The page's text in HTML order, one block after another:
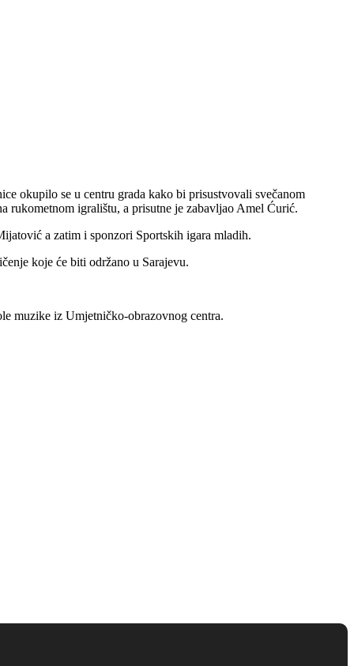
okupilo se u centru grada kako bi prisustvovali svečanom
rukometnom igralištu, a prisutne je zabavljao Amel Ćurić.
a zatim i sponzori Sportskih igara mladih.
koje će biti održano u Sarajevu.
muzike iz Umjetničko-obrazovnog centra.